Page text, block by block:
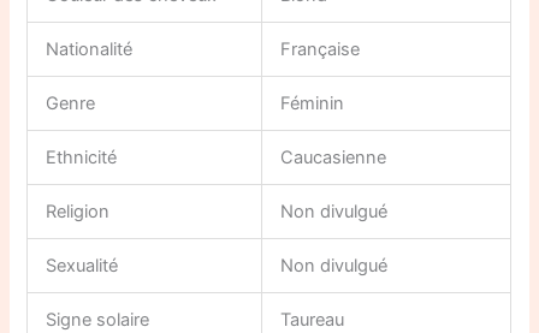
Nationalité Française
Genre Féminin
Ethnicité Caucasienne
Religion Non divulgué
Sexualité Non divulgué
Signe solaire Taureau